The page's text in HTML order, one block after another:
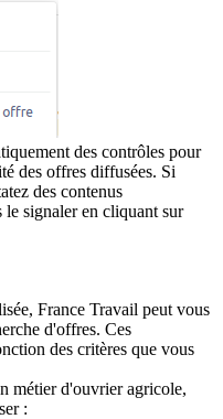
des contrôles pour
des offres diffusées. Si
des contenus
signaler en cliquant sur
France Travail peut vous
d'offres. Ces
des critères que vous
métier d'ouvrier agricole,
: